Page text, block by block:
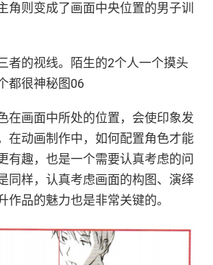
角则变成了画面中央位置的男子训
者的视线。陌生的2个人一个摸头
都很神秘图06
在画面中所处的位置，会使印象发
在动画制作中，如何配置角色才能
有趣，也是一个需要认真考虑的问
同样，认真考虑画面的构图、演绎
作品的魅力也是非常关键的。